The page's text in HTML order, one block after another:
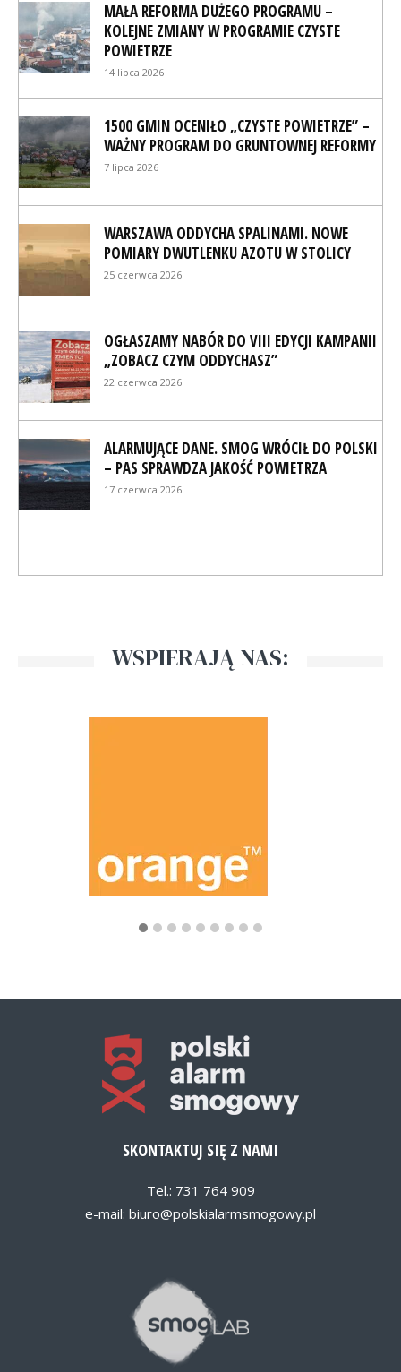
MAŁA REFORMA DUŻEGO PROGRAMU –
KOLEJNE ZMIANY W PROGRAMIE CZYSTE
POWIETRZE
14 lipca 2026
1500 GMIN OCENIŁO „CZYSTE POWIETRZE” –
WAŻNY PROGRAM DO GRUNTOWNEJ REFORMY
7 lipca 2026
WARSZAWA ODDYCHA SPALINAMI. NOWE
POMIARY DWUTLENKU AZOTU W STOLICY
25 czerwca 2026
OGŁASZAMY NABÓR DO VIII EDYCJI KAMPANII
„ZOBACZ CZYM ODDYCHASZ”
22 czerwca 2026
ALARMUJĄCE DANE. SMOG WRÓCIŁ DO POLSKI
– PAS SPRAWDZA JAKOŚĆ POWIETRZA
17 czerwca 2026
WSPIERAJĄ NAS:
SKONTAKTUJ SIĘ Z NAMI
Tel.: 731 764 909
e-mail: biuro@polskialarmsmogowy.pl